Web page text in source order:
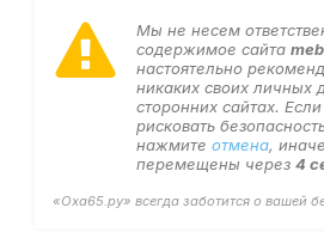
Мы не несем
содержимое сайта
настоятельно
никаких своих личных
сторонних сайтах.
рисковать
нажмите отмена,
перемещены через 4
«Оха65.ру» всегда заботится о вашей